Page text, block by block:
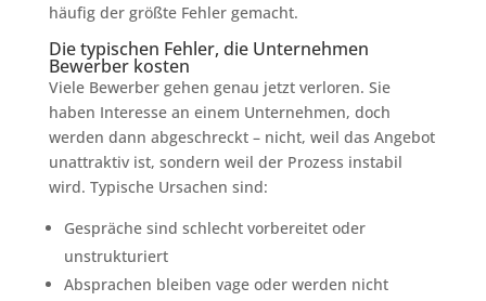
häufig der größte Fehler gemacht.
Die typischen Fehler, die Unternehmen
Bewerber kosten
Viele Bewerber gehen genau jetzt verloren. Sie
haben Interesse an einem Unternehmen, doch
werden dann abgeschreckt – nicht, weil das Angebot
unattraktiv ist, sondern weil der Prozess instabil
wird. Typische Ursachen sind:
Gespräche sind schlecht vorbereitet oder
unstrukturiert
Absprachen bleiben vage oder werden nicht